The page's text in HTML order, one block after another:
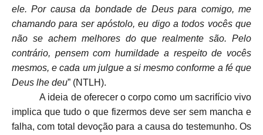
ele. Por causa da bondade de Deus para comigo, me
chamando para ser apóstolo, eu digo a todos vocês que
não se achem melhores do que realmente são. Pelo
contrário, pensem com humildade a respeito de vocês
mesmos, e cada um julgue a si mesmo conforme a fé que
Deus lhe deu” (NTLH).
A ideia de oferecer o corpo como um sacrifício vivo
implica que tudo o que fizermos deve ser sem mancha e
falha, com total devoção para a causa do testemunho. Os